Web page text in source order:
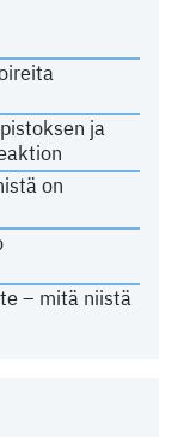
ja
on
– mitä niistä